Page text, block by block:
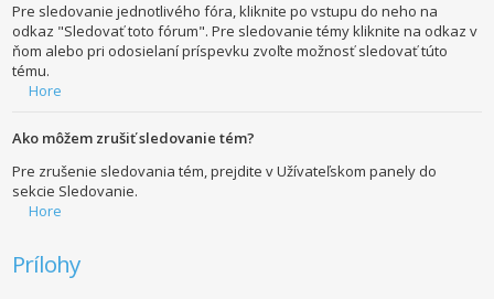
Pre sledovanie jednotlivého fóra, kliknite po vstupu do neho na
odkaz "Sledovať toto fórum". Pre sledovanie témy kliknite na odkaz v
ňom alebo pri odosielaní príspevku zvoľte možnosť sledovať túto
tému.
Hore
Ako môžem zrušiť sledovanie tém?
Pre zrušenie sledovania tém, prejdite v Užívateľskom panely do
sekcie Sledovanie.
Hore
Prílohy